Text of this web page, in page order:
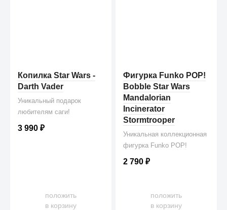
Копилка Star Wars -
Darth Vader
Уникальный подарок
любителям саги!
3 990₽
положить
в корзину
Фигурка Funko POP!
Bobble Star Wars
Mandalorian
Incinerator
Stormtrooper
Уникальная коллекционная
фигурка Funko POP!
2 790₽
положить
в корзину